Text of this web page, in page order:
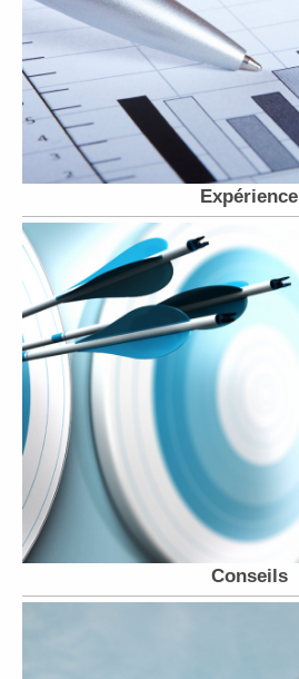
Expérience
Conseils